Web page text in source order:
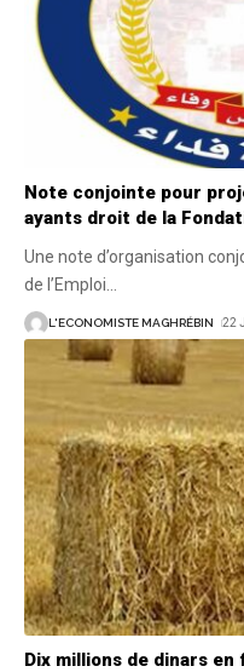
Note conjointe pour
ayants droit de la
Une note d’organisation
de l’Emploi
L'ECONOMISTE MAGHRÉBIN 22
Dix millions de dinars